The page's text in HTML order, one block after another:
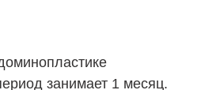
занимает 1 месяц.